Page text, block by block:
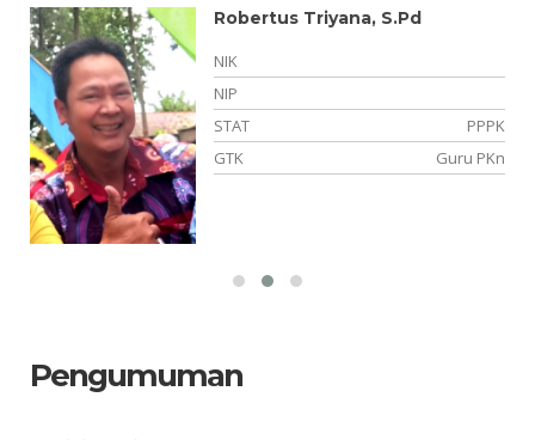
Robertus Triyana, S.Pd
NIK
NIP
STAT
PPPK
GTK
Guru PKn
Pengumuman